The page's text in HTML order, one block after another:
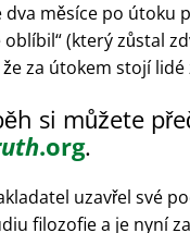
dva měsíce po útoku
oblíbil (který zůstal
za útokem stojí lidé
si můžete
.org.
uzavřel své
filozofie a je nyní